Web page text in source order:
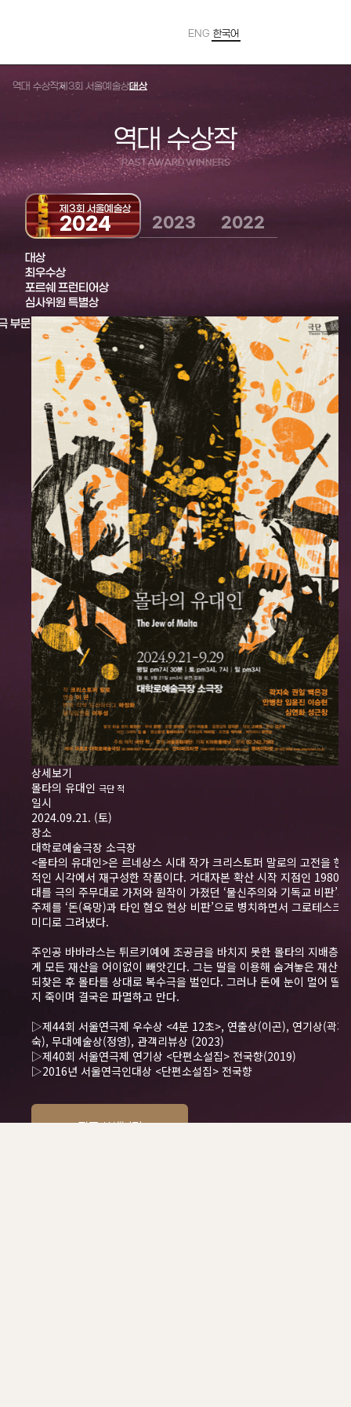
ENG 한국어
역대 수상작제3회 서울예술상대상
역대 수상작
PAST AWARD WINNERS
제3회 서울예술상
2024 2023 2022
대상
최우수상
포르쉐 프런티어상
심사위원 특별상
부문
연극 부문
상세보기
몰타의 유대인 극단 적
일시
2024.09.21. (토)
장소
대학로예술극장 소극장
<몰타의 유대인>은 르네상스 시대 작가 크리스토퍼 말로의 고전을 현
적인 시각에서 재구성한 작품이다. 거대자본 확산 시작 지점인 1980년
대를 극의 주무대로 가져와 원작이 가졌던 ‘물신주의와 기독교 비판’의
주제를 ‘돈(욕망)과 타인 혐오 현상 비판’으로 병치하면서 그로테스크
미디로 그려냈다.
주인공 바바라스는 튀르키예에 조공금을 바치지 못한 몰타의 지배층에
게 모든 재산을 어이없이 빼앗긴다. 그는 딸을 이용해 숨겨놓은 재산을
되찾은 후 몰타를 상대로 복수극을 벌인다. 그러나 돈에 눈이 멀어 딸까
지 죽이며 결국은 파멸하고 만다.
▷제44회 서울연극제 우수상 <4분 12초>, 연출상(이곤), 연기상(곽지
숙), 무대예술상(정영), 관객리뷰상 (2023)
▷제40회 서울연극제 연기상 <단편소설집> 전국향(2019)
▷2016년 서울연극인대상 <단편소설집> 전국향